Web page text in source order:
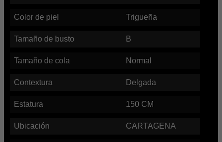
Color de piel Trigueña
Tamaño de busto B
Tamaño de cola Normal
Contextura Delgada
Estatura 150 CM
Ubicación CARTAGENA